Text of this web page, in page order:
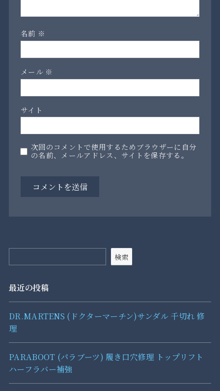
名前 ※
メール ※
サイト
次回のコメントで使用するためブラウザーに自分
の名前、メールアドレス、サイトを保存する。
検索
最近の投稿
DR.MARTENS (ドクターマーチン)サンダル 千切れ 修
理
PARABOOT (パラブーツ) 履き口穴修理 トップリフト
ハーフラバー補強